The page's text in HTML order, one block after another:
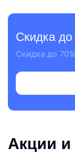
Скидка до
Скидка до
Акции и